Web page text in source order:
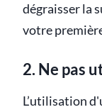
dégraisser la
votre
2. Ne pas
L’utilisation